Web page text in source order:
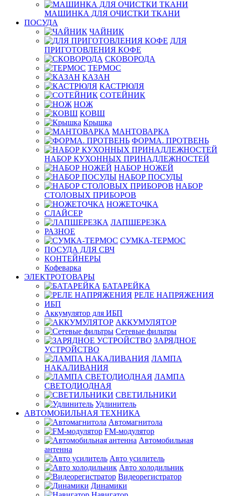
МАШИНКА ДЛЯ ОЧИСТКИ ТКАНИ
ПОСУДА
ЧАЙНИК
ДЛЯ
ПРИГОТОВЛЕНИЯ КОФЕ
СКОВОРОДА
ТЕРМОС
КАЗАН
КАСТРЮЛЯ
СОТЕЙНИК
НОЖ
КОВШ
Крышка
МАНТОВАРКА
ФОРМА. ПРОТВЕНЬ
НАБОР КУХОННЫХ ПРИНАДЛЕЖНОСТЕЙ
НАБОР НОЖЕЙ
НАБОР ПОСУДЫ
НАБОР
СТОЛОВЫХ ПРИБОРОВ
НОЖЕТОЧКА
СЛАЙСЕР
ЛАПШЕРЕЗКА
РАЗНОЕ
СУМКА-ТЕРМОС
ПОСУДА ДЛЯ СВЧ
КОНТЕЙНЕРЫ
Кофеварка
ЭЛЕКТРОТОВАРЫ
БАТАРЕЙКА
РЕЛЕ НАПРЯЖЕНИЯ
ИБП
Аккумулятор для ИБП
АККУМУЛЯТОР
Сетевые фильтры
ЗАРЯДНОЕ
УСТРОЙСТВО
ЛАМПА
НАКАЛИВАНИЯ
ЛАМПА
СВЕТОДИОДНАЯ
СВЕТИЛЬНИКИ
Удлинитель
АВТОМОБИЛЬНАЯ ТЕХНИКА
Автомагнитола
FM-модулятор
Автомобильная
антенна
Авто усилитель
Авто холодильник
Видеорегистратор
Динамики